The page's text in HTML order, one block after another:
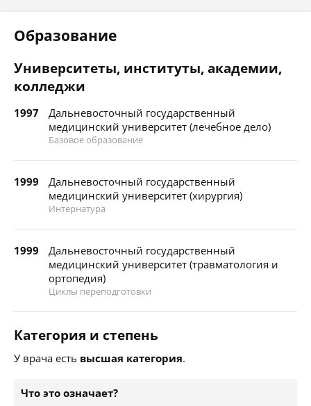
Образование
Университеты, институты, академии,
колледжи
1997
Дальневосточный государственный
медицинский университет (лечебное дело)
Базовое образование
1999
Дальневосточный государственный
медицинский университет (хирургия)
Интернатура
1999
Дальневосточный государственный
медицинский университет (травматология и
ортопедия)
Циклы переподготовки
Категория и степень
У врача есть высшая категория.
Что это означает?